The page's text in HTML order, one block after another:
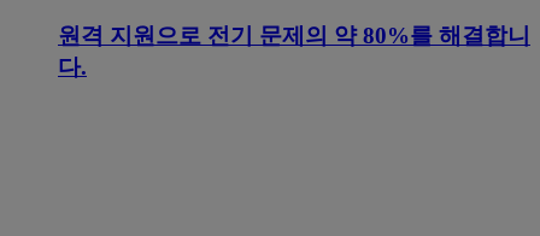
원격 지원으로 전기 문제의 약 80%를 해결합니
다.